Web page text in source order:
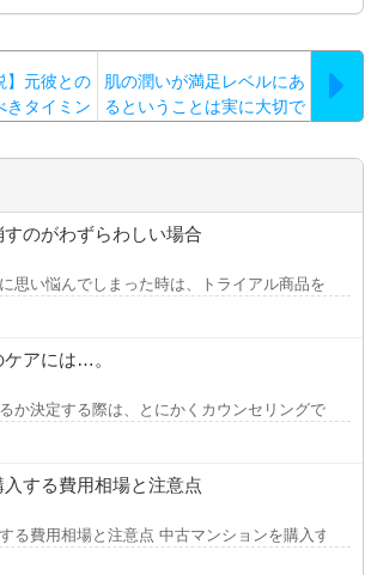
】元彼との
きタイミン
肌の潤いが満足レベルにあ
るということは実に大切で
のがわずらわしい場合
思い悩んでしまった時は、トライアル商品を使用
アには…。
か決定する際は、とにかくカウンセリングで話を
する費用相場と注意点
る費用相場と注意点 中古マンションを購入する